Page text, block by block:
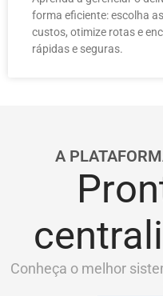
forma eficiente: escolha
custos, otimize rotas e
rápidas e seguras.
A
Conheça o melhor